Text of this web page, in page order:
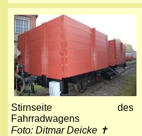
Stirnseite des
Fahrradwagens
Foto: Ditmar Deicke ✝